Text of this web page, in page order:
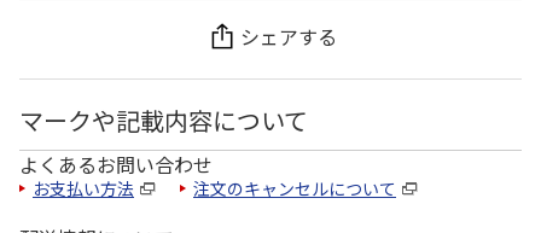
シェアする
マークや記載内容について
よくあるお問い合わせ
お支払い方法 注文のキャンセルについて